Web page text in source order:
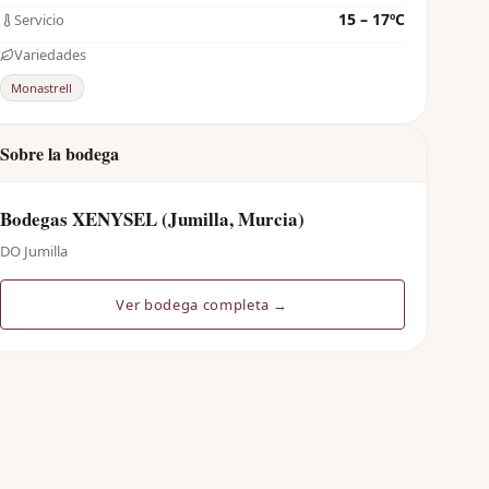
Servicio 15 – 17ºC
Variedades
Monastrell
Sobre la bodega
Bodegas XENYSEL (Jumilla, Murcia)
DO Jumilla
Ver bodega completa →